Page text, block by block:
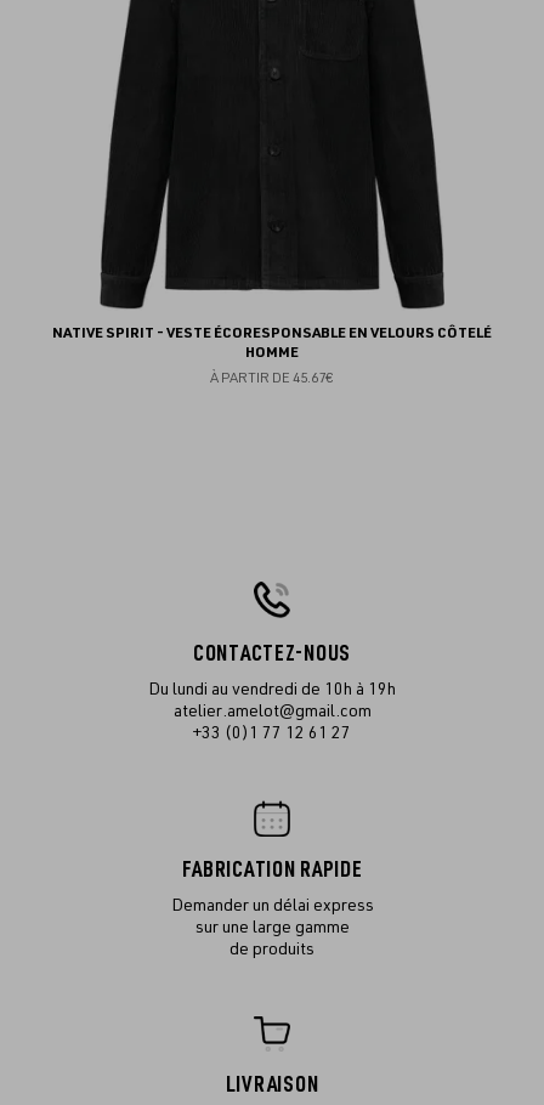
NATIVE SPIRIT - VESTE ÉCORESPONSABLE EN VELOURS CÔTELÉ
HOMME
À PARTIR DE 45.67€
CONTACTEZ-NOUS
Du lundi au vendredi de 10h à 19h
atelier.amelot@gmail.com
+33 (0)1 77 12 61 27
FABRICATION RAPIDE
Demander un délai express
sur une large gamme
de produits
LIVRAISON